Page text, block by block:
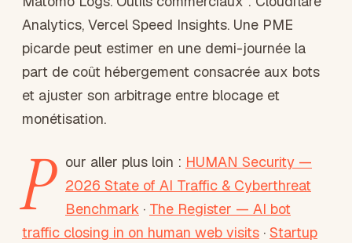
Analytics, Vercel Speed Insights. Une PME
picarde peut estimer en une demi-journée la
part de coût hébergement consacrée aux bots
et ajuster son arbitrage entre blocage et
monétisation.
P our aller plus loin : HUMAN Security —
2026 State of AI Traffic & Cyberthreat
Benchmark · The Register — AI bot
traffic closing in on human web visits · Startup